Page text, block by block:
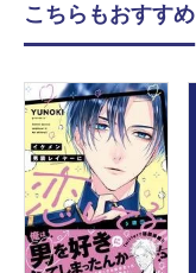
こちらもおすすめ